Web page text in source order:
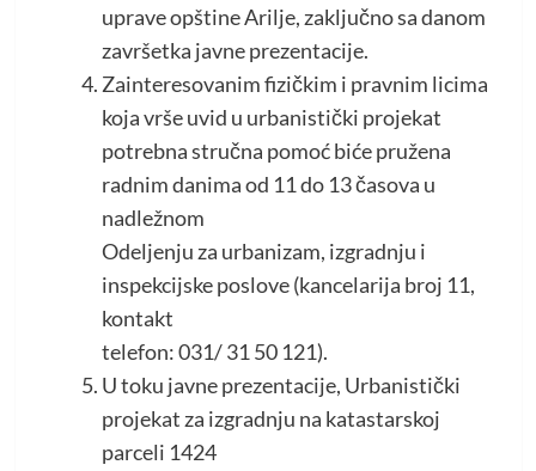
uprave opštine Arilje, zaključno sa danom
završetka javne prezentacije.
Zainteresovanim fizičkim i pravnim licima
koja vrše uvid u urbanistički projekat
potrebna stručna pomoć biće pružena
radnim danima od 11 do 13 časova u
nadležnom
Odeljenju za urbanizam, izgradnju i
inspekcijske poslove (kancelarija broj 11,
kontakt
telefon: 031/ 31 50 121).
U toku javne prezentacije, Urbanistički
projekat za izgradnju na katastarskoj
parceli 1424